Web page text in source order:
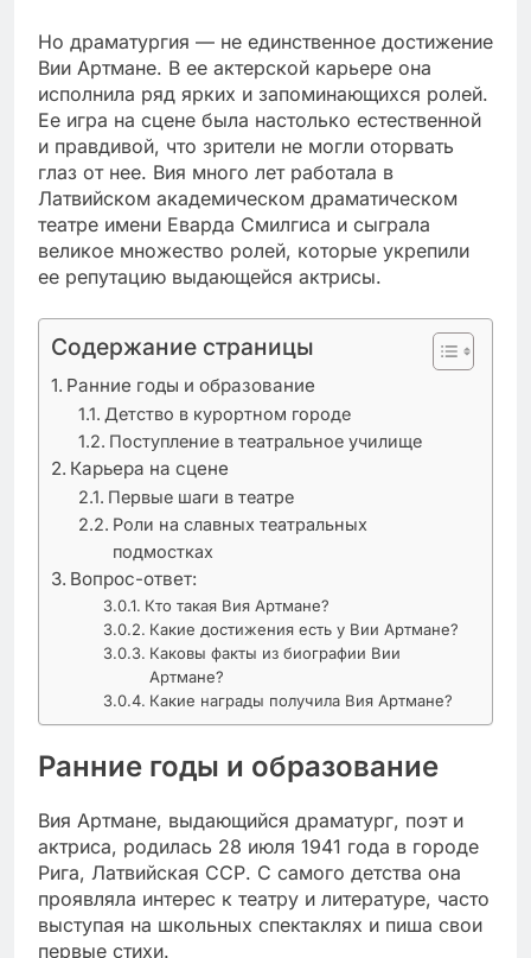
Но драматургия — не единственное достижение
Вии Артмане. В ее актерской карьере она
исполнила ряд ярких и запоминающихся ролей.
Ее игра на сцене была настолько естественной
и правдивой, что зрители не могли оторвать
глаз от нее. Вия много лет работала в
Латвийском академическом драматическом
театре имени Еварда Смилгиса и сыграла
великое множество ролей, которые укрепили
ее репутацию выдающейся актрисы.
Содержание страницы
Ранние годы и образование
Детство в курортном городе
Поступление в театральное училище
Карьера на сцене
Первые шаги в театре
Роли на славных театральных
подмостках
Вопрос-ответ:
Кто такая Вия Артмане?
Какие достижения есть у Вии Артмане?
Каковы факты из биографии Вии
Артмане?
Какие награды получила Вия Артмане?
Ранние годы и образование
Вия Артмане, выдающийся драматург, поэт и
актриса, родилась 28 июля 1941 года в городе
Рига, Латвийская ССР. С самого детства она
проявляла интерес к театру и литературе, часто
выступая на школьных спектаклях и пиша свои
первые стихи.